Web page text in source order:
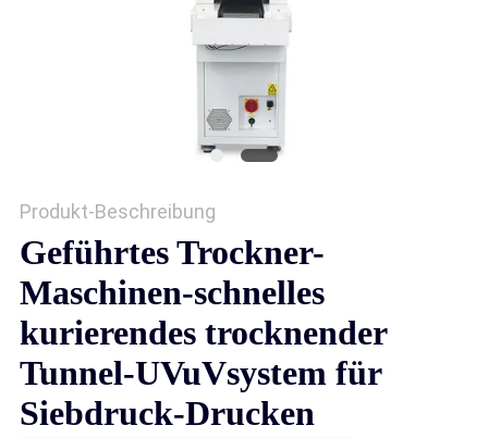
Produkt-Beschreibung
Geführtes Trockner-
Maschinen-schnelles
kurierendes trocknender
Tunnel-UVuVsystem für
Siebdruck-Drucken